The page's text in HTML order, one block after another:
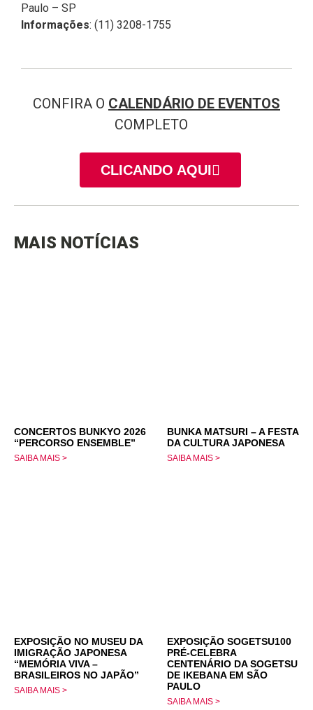
Paulo – SP
Informações: (11) 3208-1755
CONFIRA O CALENDÁRIO DE EVENTOS
COMPLETO
CLICANDO AQUI
MAIS NOTÍCIAS
CONCERTOS BUNKYO 2026
“PERCORSO ENSEMBLE”
SAIBA MAIS >
BUNKA MATSURI – A FESTA
DA CULTURA JAPONESA
SAIBA MAIS >
EXPOSIÇÃO NO MUSEU DA
IMIGRAÇÃO JAPONESA
“MEMÓRIA VIVA –
BRASILEIROS NO JAPÃO”
SAIBA MAIS >
EXPOSIÇÃO SOGETSU100
PRÉ-CELEBRA
CENTENÁRIO DA SOGETSU
DE IKEBANA EM SÃO
PAULO
SAIBA MAIS >